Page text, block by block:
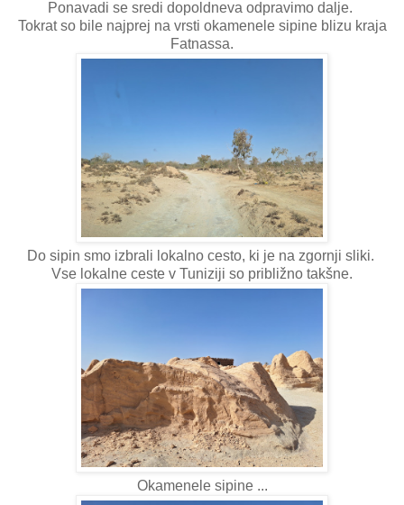
Ponavadi se sredi dopoldneva odpravimo dalje.
Tokrat so bile najprej na vrsti okamenele sipine blizu kraja
Fatnassa.
Do sipin smo izbrali lokalno cesto, ki je na zgornji sliki.
Vse lokalne ceste v Tuniziji so približno takšne.
Okamenele sipine ...